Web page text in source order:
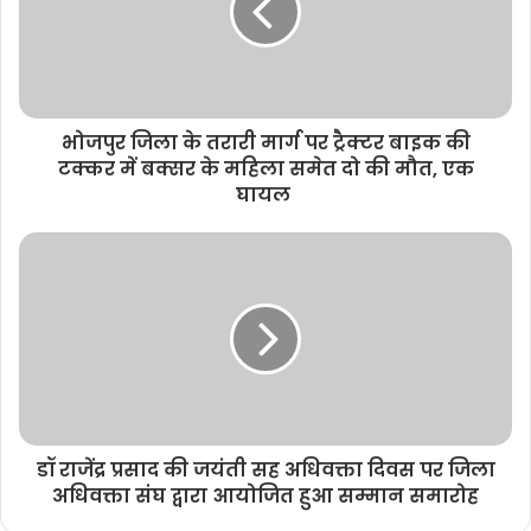
भोजपुर जिला के तरारी मार्ग पर ट्रैक्टर बाइक की
टक्कर में बक्सर के महिला समेत दो की मौत, एक
घायल
डॉ राजेंद्र प्रसाद की जयंती सह अधिवक्ता दिवस पर जिला
अधिवक्ता संघ द्वारा आयोजित हुआ सम्मान समारोह